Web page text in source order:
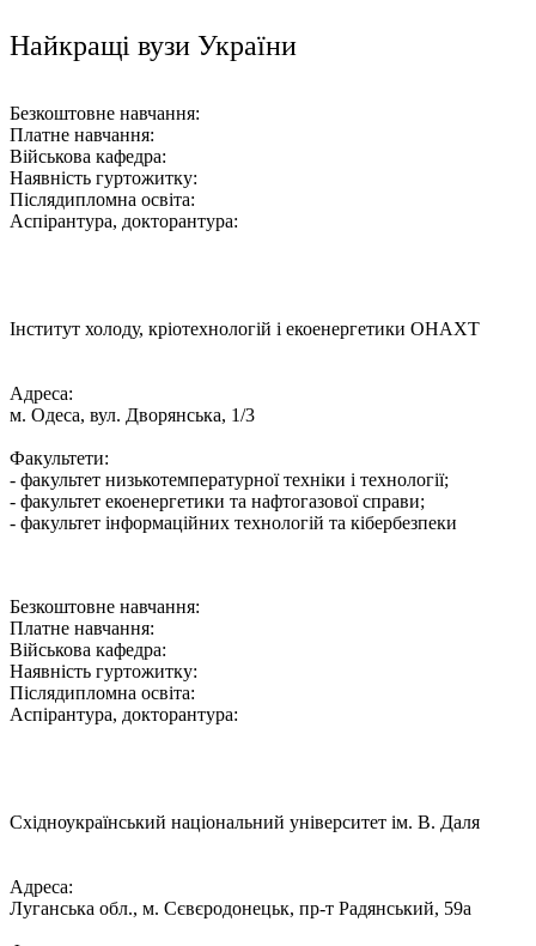
Найкращі вузи України
Безкоштовне навчання:
Платне навчання:
Військова кафедра:
Наявність гуртожитку:
Післядипломна освіта:
Аспірантура, докторантура:
Інститут холоду, кріотехнологій і екоенергетики ОНАХТ
Адреса:
м. Одеса, вул. Дворянська, 1/3
Факультети:
- факультет низькотемпературної техніки і технології;
- факультет екоенергетики та нафтогазової справи;
- факультет інформаційних технологій та кібербезпеки
Безкоштовне навчання:
Платне навчання:
Військова кафедра:
Наявність гуртожитку:
Післядипломна освіта:
Аспірантура, докторантура:
Східноукраїнський національний університет ім. В. Даля
Адреса:
Луганська обл., м. Сєвєродонецьк, пр-т Радянський, 59а